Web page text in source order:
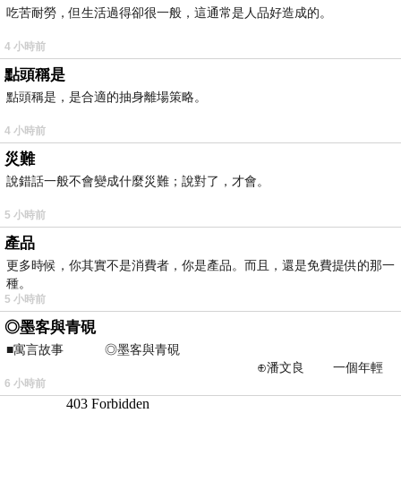
吃苦耐勞，但生活過得卻很一般，這通常是人品好造成的。
4 小時前
點頭稱是
點頭稱是，是合適的抽身離場策略。
4 小時前
災難
說錯話一般不會變成什麼災難；說對了，才會。
5 小時前
產品
更多時候，你其實不是消費者，你是產品。而且，還是免費提供的那一
種。
5 小時前
◎墨客與青硯
■寓言故事 ◎墨客與青硯
⊕潘文良 一個年輕
的墨客，在京城的古玩肆裡
6 小時前